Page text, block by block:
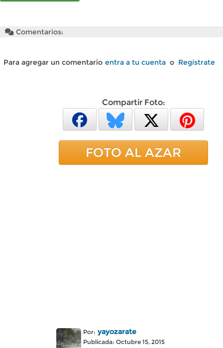
Comentarios:
Para agregar un comentario entra a tu cuenta o Regístrate
Compartir Foto:
FOTO AL AZAR
Por: yayozarate
Publicada: Octubre 15, 2015